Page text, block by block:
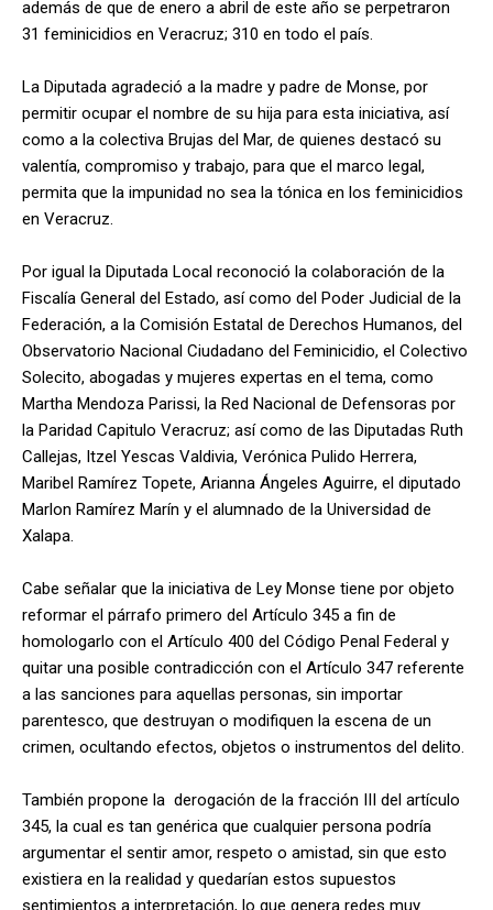
además de que de enero a abril de este año se perpetraron
31 feminicidios en Veracruz; 310 en todo el país.
La Diputada agradeció a la madre y padre de Monse, por
permitir ocupar el nombre de su hija para esta iniciativa, así
como a la colectiva Brujas del Mar, de quienes destacó su
valentía, compromiso y trabajo, para que el marco legal,
permita que la impunidad no sea la tónica en los feminicidios
en Veracruz.
Por igual la Diputada Local reconoció la colaboración de la
Fiscalía General del Estado, así como del Poder Judicial de la
Federación, a la Comisión Estatal de Derechos Humanos, del
Observatorio Nacional Ciudadano del Feminicidio, el Colectivo
Solecito, abogadas y mujeres expertas en el tema, como
Martha Mendoza Parissi, la Red Nacional de Defensoras por
la Paridad Capitulo Veracruz; así como de las Diputadas Ruth
Callejas, Itzel Yescas Valdivia, Verónica Pulido Herrera,
Maribel Ramírez Topete, Arianna Ángeles Aguirre, el diputado
Marlon Ramírez Marín y el alumnado de la Universidad de
Xalapa.
Cabe señalar que la iniciativa de Ley Monse tiene por objeto
reformar el párrafo primero del Artículo 345 a fin de
homologarlo con el Artículo 400 del Código Penal Federal y
quitar una posible contradicción con el Artículo 347 referente
a las sanciones para aquellas personas, sin importar
parentesco, que destruyan o modifiquen la escena de un
crimen, ocultando efectos, objetos o instrumentos del delito.
También propone la derogación de la fracción III del artículo
345, la cual es tan genérica que cualquier persona podría
argumentar el sentir amor, respeto o amistad, sin que esto
existiera en la realidad y quedarían estos supuestos
sentimientos a interpretación, lo que genera redes muy